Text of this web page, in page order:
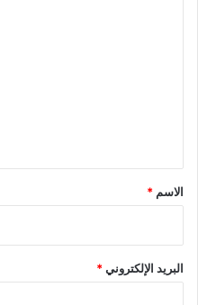
*
الاسم *
البريد الإلكتروني*